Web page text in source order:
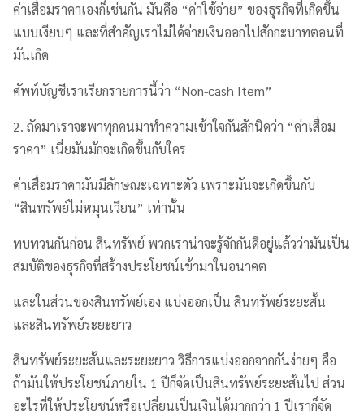
ค่าเสื่อมราคาเองก็เช่นกัน มันคือ “ค่าใช้จ่าย” ของธุรกิจที่เกิดขึ้น
แบบเงียบๆ และที่สำคัญเราไม่ได้จ่ายเงินออกไปสักกะบาทตอนที่
มันเกิด
ศัพท์บัญชีเราเรียกรายการนี้ว่า “Non-cash Item”
2. ถัดมาเราจะพาทุกคนมาทำความเข้าใจกันสักนิดว่า “ค่าเสื่อม
ราคา” เนี่ยมันมักจะเกิดขึ้นกับใคร
ค่าเสื่อมราคามันมีลักษณะเฉพาะตัว เพราะมันจะเกิดขึ้นกับ
“สินทรัพย์ไม่หมุนเวียน” เท่านั้น
ทบทวนกันก่อน สินทรัพย์ พวกเราน่าจะรู้จักกันดีอยู่แล้วว่ามันเป็น
สมบัติของธุรกิจที่สร้างประโยชน์เข้ามาในอนาคต
และในส่วนของสินทรัพย์เอง แบ่งออกเป็น สินทรัพย์ระยะสั้น
และสินทรัพย์ระยะยาว
สินทรัพย์ระยะสั้นและระยะยาว วิธีการแบ่งออกจากกันง่ายๆ คือ
ถ้ามันให้ประโยชน์ภายใน 1 ปีก็จัดเป็นสินทรัพย์ระยะสั้นไป ส่วน
อะไรที่ให้ประโยชน์หรือเปลี่ยนเป็นเงินได้มากกว่า 1 ปีเราก็จัด